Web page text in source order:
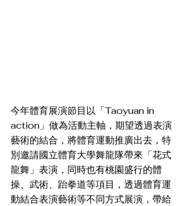
今年體育展演節目以「Taoyuan in
action」做為活動主軸，期望透過表演
藝術的結合，將體育運動推廣出去，特
別邀請國立體育大學舞龍隊帶來「花式
龍舞」表演，同時也有桃園盛行的體
操、武術、跆拳道等項目，透過體育運
動結合表演藝術等不同方式展演，帶給